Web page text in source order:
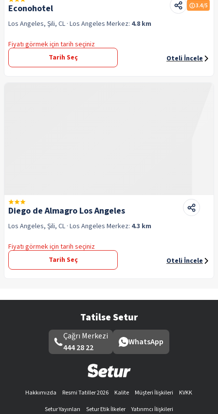
Econohotel 3.4/5
Los Angeles, Şili, CL · Los Angeles Merkez: 4.8 km
Fiyatı görmek için tarih seçiniz
Tarih Seç
Oteli İncele
Diego de Almagro Los Angeles
Los Angeles, Şili, CL · Los Angeles Merkez: 4.3 km
Fiyatı görmek için tarih seçiniz
Tarih Seç
Oteli İncele
Tatilse Setur
Çağrı Merkezi
444 28 22
WhatsApp
Hakkımızda Resmi Tatiller 2026 Kalite Müşteri İlişkileri
KVKK
Setur Yayınları
Setur Etik İlkeler
Yatırımcı İlişkileri